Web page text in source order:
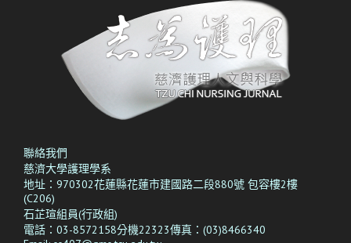
聯絡我們
慈濟大學護理學系
地址：970302花蓮縣花蓮市建國路二段880號 包容樓2樓
(C206)
石芷瑄組員(行政組)
電話：03-8572158分機22323傳真：(03)8466340